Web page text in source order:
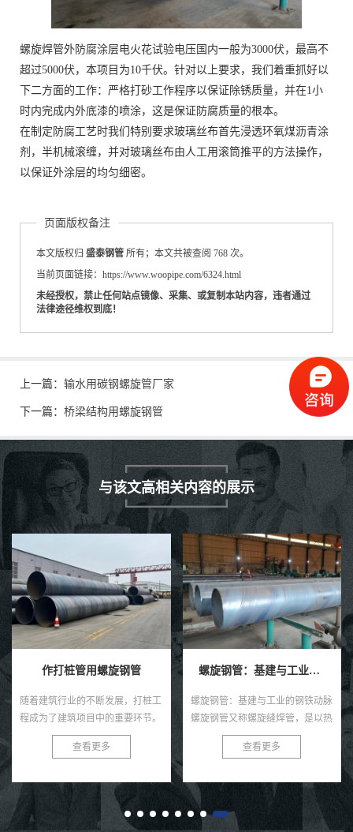
螺旋焊管外防腐涂层电火花试验电压国内一般为3000伏，最高不
超过5000伏，本项目为10千伏。针对以上要求，我们着重抓好以
下二方面的工作：严格打砂工作程序以保证除锈质量，并在1小
时内完成内外底漆的喷涂，这是保证防腐质量的根本。
在制定防腐工艺时我们特别要求玻璃丝布首先浸透环氧煤沥青涂
剂，半机械滚缠，并对玻璃丝布由人工用滚筒推平的方法操作，
以保证外涂层的均匀细密。
页面版权备注
本文版权归 盛泰钢管 所有；本文共被查阅 768 次。
当前页面链接：https://www.woopipe.com/6324.html
未经授权，禁止任何站点镜像、采集、或复制本站内容，违者通过
法律途径维权到底！
上一篇： 输水用碳钢螺旋管厂家
下一篇： 桥梁结构用螺旋钢管
与该文高相关内容的展示
螺旋钢管：基建与工业的钢铁动脉
螺旋钢管：基建与工业的钢铁动脉
螺旋钢管又称螺旋缝焊管，是以热
轧带钢卷为原料，经常温螺旋辊压
成型、自动双丝双面埋弧焊制成的
查看更多
埋地排污水用防腐螺旋钢管
埋地排污水用防腐螺旋钢管：环保
新选择，耐用更可靠 在当今社
会，环保与可持续发展已成为全球
共识。在污水处理与排放领域，选
查看更多